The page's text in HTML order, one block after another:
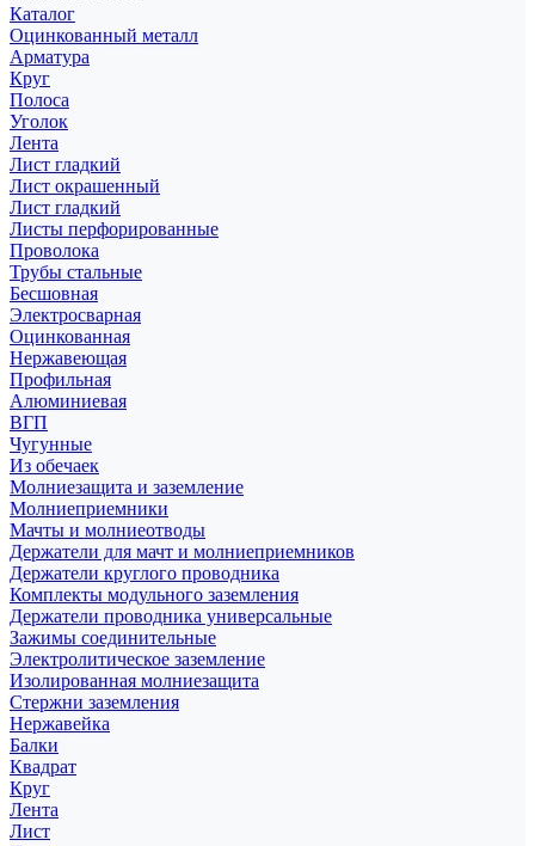
Каталог
Оцинкованный металл
Арматура
Круг
Полоса
Уголок
Лента
Лист гладкий
Лист окрашенный
Лист гладкий
Листы перфорированные
Проволока
Трубы стальные
Бесшовная
Электросварная
Оцинкованная
Нержавеющая
Профильная
Алюминиевая
ВГП
Чугунные
Из обечаек
Молниезащита и заземление
Молниеприемники
Мачты и молниеотводы
Держатели для мачт и молниеприемников
Держатели круглого проводника
Комплекты модульного заземления
Держатели проводника универсальные
Зажимы соединительные
Электролитическое заземление
Изолированная молниезащита
Стержни заземления
Нержавейка
Балки
Квадрат
Круг
Лента
Лист